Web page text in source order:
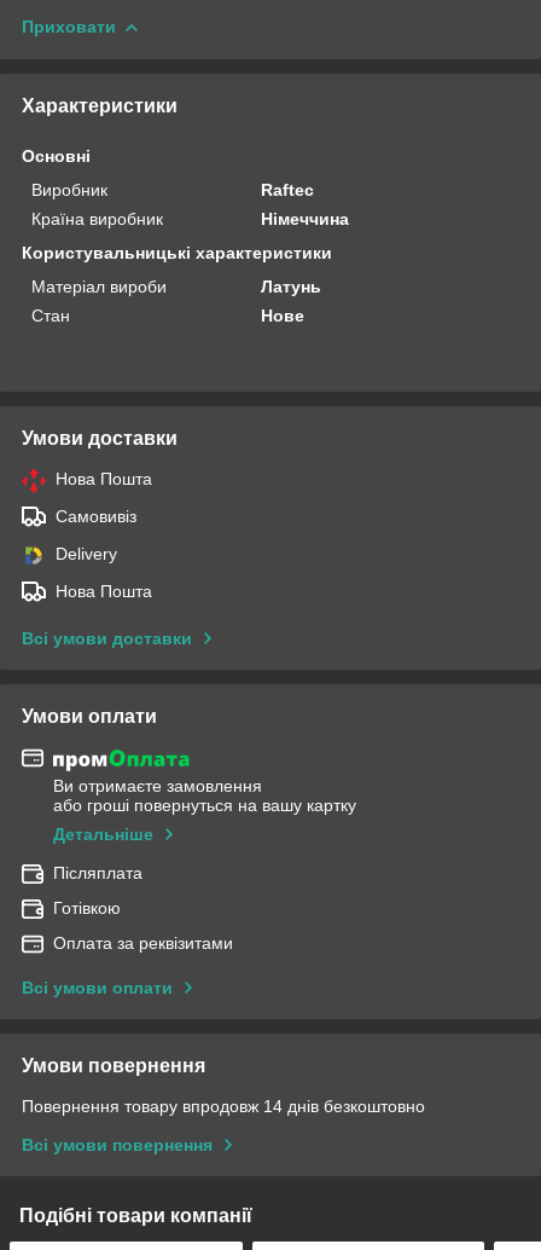
Приховати
Характеристики
Основні
Виробник
Raftec
Країна виробник
Німеччина
Користувальницькі характеристики
Матеріал вироби
Латунь
Стан
Нове
Умови доставки
Нова Пошта
Самовивіз
Delivery
Нова Пошта
Всі умови доставки
Умови оплати
Ви отримаєте замовлення
або гроші повернуться на вашу картку
Детальніше
Післяплата
Готівкою
Оплата за реквізитами
Всі умови оплати
Умови повернення
Повернення товару впродовж 14 днів безкоштовно
Всі умови повернення
Подібні товари компанії